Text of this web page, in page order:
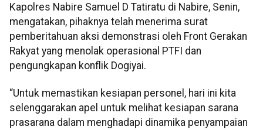
Kapolres Nabire Samuel D Tatiratu di Nabire, Senin,
mengatakan, pihaknya telah menerima surat
pemberitahuan aksi demonstrasi oleh Front Gerakan
Rakyat yang menolak operasional PTFI dan
pengungkapan konflik Dogiyai.
“Untuk memastikan kesiapan personel, hari ini kita
selenggarakan apel untuk melihat kesiapan sarana
prasarana dalam menghadapi dinamika penyampaian